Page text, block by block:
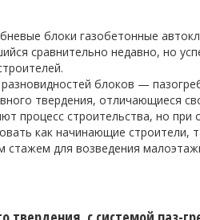
блоки газобетонные
сравнительно недавно, но
блоков —
твердения, отличающиеся
процесс строительства, но при
как начинающие строители,
стажем для возведения